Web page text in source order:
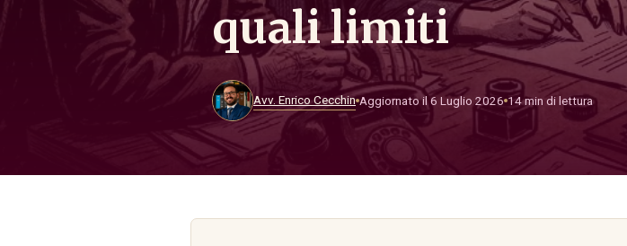
quali limiti
Avv. Enrico Cecchin Aggiornato il 6 Luglio 2026 14 min di lettura